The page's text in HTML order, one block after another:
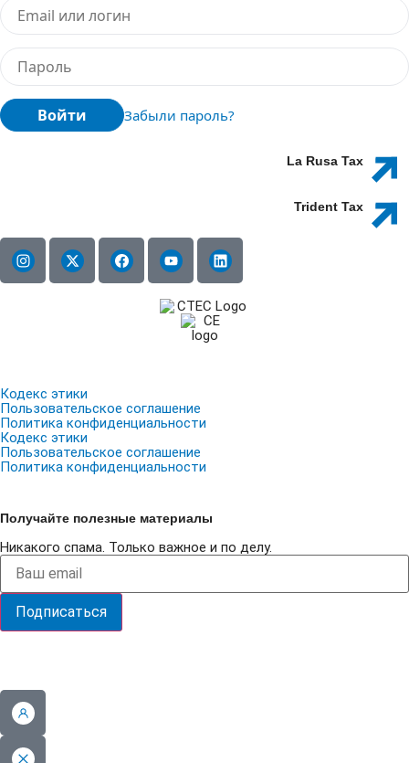
Войти Забыли пароль?
La Rusa Tax
Trident Tax
Кодекс этики
Пользовательское соглашение
Политика конфиденциальности
Кодекс этики
Пользовательское соглашение
Политика конфиденциальности
Получайте полезные материалы
Никакого спама. Только важное и по делу.
Подписаться